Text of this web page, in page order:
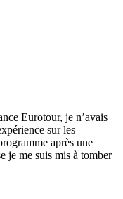
Eurotour, je n’avais
sur les
après une
je me suis mis à tomber